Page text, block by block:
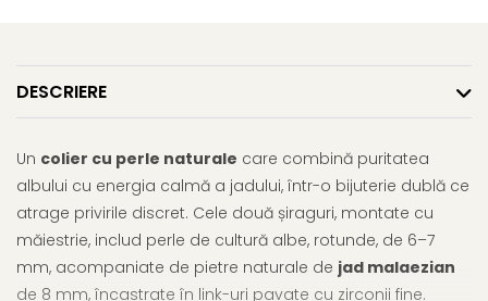
DESCRIERE
Un colier cu perle naturale care combină puritatea
albului cu energia calmă a jadului, într-o bijuterie dublă ce
atrage privirile discret. Cele două șiraguri, montate cu
măiestrie, includ perle de cultură albe, rotunde, de 6–7
mm, acompaniate de pietre naturale de jad malaezian
de 8 mm, încastrate în link-uri pavate cu zirconii fine.